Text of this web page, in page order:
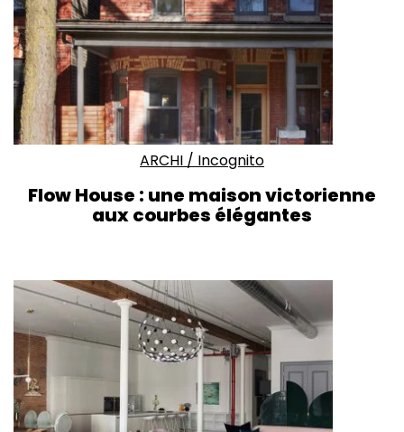
ARCHI / Incognito
Flow House : une maison victorienne
aux courbes élégantes